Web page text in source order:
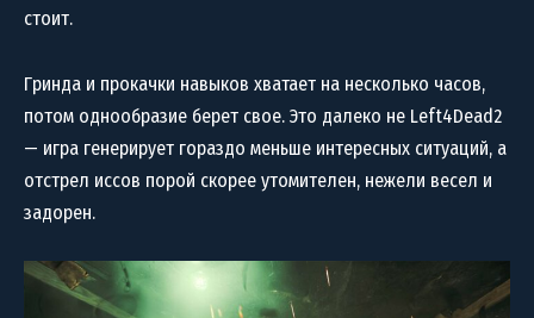
стоит.
Гринда и прокачки навыков хватает на несколько часов,
потом однообразие берет свое. Это далеко не Left4Dead2
— игра генерирует гораздо меньше интересных ситуаций, а
отстрел иссов порой скорее утомителен, нежели весел и
задорен.